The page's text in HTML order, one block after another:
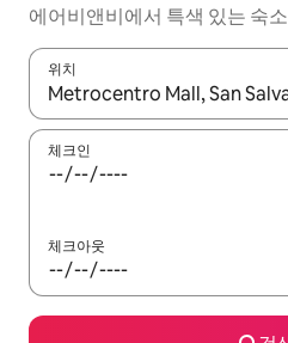
에어비앤비에서 특색 있는 숙
위치
결과가 나오면 위·아래 화살표
체크인
체크아웃